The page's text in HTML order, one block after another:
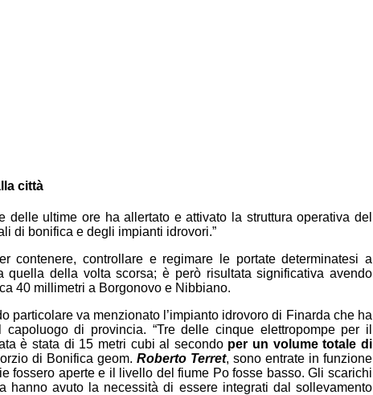
città
delle ultime ore ha allertato e attivato la struttura operativa del
di bonifica e degli impianti idrovori.”
contenere, controllare e regimare le portate determinatesi a
della volta scorsa; è però risultata significativa avendo
40 millimetri a Borgonovo e Nibbiano.
particolare va menzionato l’impianto idrovoro di Finarda che ha
di provincia. “Tre delle cinque elettropompe per il
è stata di 15 metri cubi al secondo per un volume totale di
di Bonifica geom. Roberto Terret, sono entrate in funzione
fossero aperte e il livello del fiume Po fosse basso. Gli scarichi
hanno avuto la necessità di essere integrati dal sollevamento